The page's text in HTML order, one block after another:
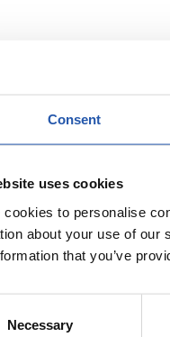
Consent
uses cookies
cookies to personalise
about your use of our
that you’ve
Necessary